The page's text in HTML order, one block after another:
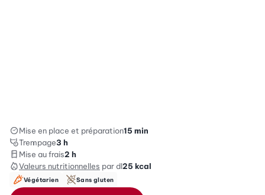
Mise en place et préparation15 min
Trempage3 h
Mise au frais2 h
Valeurs nutritionnelles par dl25 kcal
Végétarien Sans gluten